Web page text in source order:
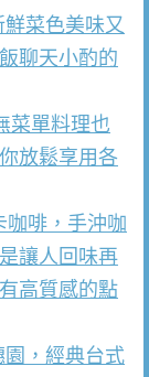
菜色美味又
聊天小酌的
菜單料理也
放鬆享用各
咖啡，手沖咖
讓人回味再
高質感的點
，經典台式